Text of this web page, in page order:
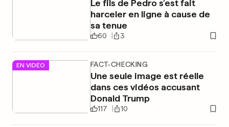
Le fils de Pedro s’est fait
harceler en ligne à cause de
sa tenue
60 3
EN VIDÉO FACT-CHECKING
Une seule image est réelle
dans ces vidéos accusant
Donald Trump
117 10